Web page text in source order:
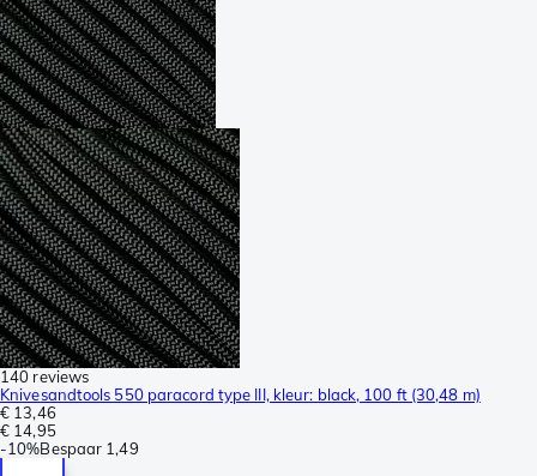
140 reviews
Knivesandtools 550 paracord type III, kleur: black, 100 ft (30,48 m)
€ 13,46
€ 14,95
-10%Bespaar 1,49